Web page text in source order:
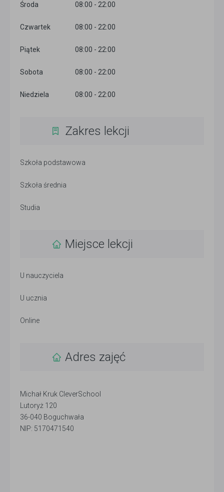
Środa 08:00 - 22:00
Czwartek 08:00 - 22:00
Piątek 08:00 - 22:00
Sobota 08:00 - 22:00
Niedziela 08:00 - 22:00
Zakres lekcji
Szkoła podstawowa
Szkoła średnia
Studia
Miejsce lekcji
U nauczyciela
U ucznia
Online
Adres zajęć
Michał Kruk CleverSchool
Lutoryż 120
36-040 Boguchwała
NIP: 5170471540